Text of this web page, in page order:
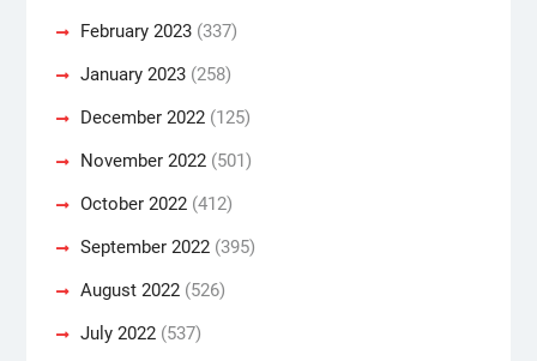
February 2023(337)
January 2023(258)
December 2022(125)
November 2022(501)
October 2022(412)
September 2022(395)
August 2022(526)
July 2022(537)